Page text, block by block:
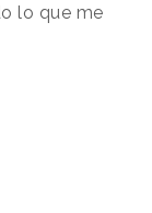
lo que me